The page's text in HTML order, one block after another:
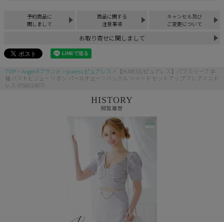
予約商品に
関しまして
商品に関する
注意事項
キャンセル及び
ご変更について
お取り寄せに関しまして
TOP Angel Rブランド puress ピュアレス
【PURESS/ピュアレス】パフスリーブ 半
袖 バストビジュー リボン パールチェーンバックル ツイード セットアップ フレアミニド
レス (PS802407)
HISTORY
閲覧履歴